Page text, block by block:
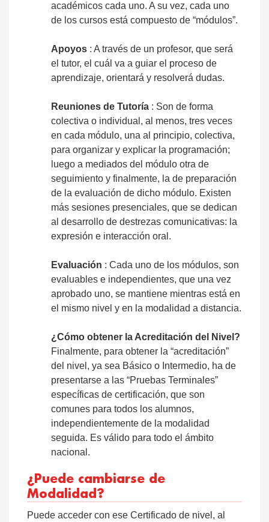
académicos cada uno. A su vez, cada uno
de los cursos está compuesto de “módulos”.
Apoyos : A través de un profesor, que será
el tutor, el cuál va a guiar el proceso de
aprendizaje, orientará y resolverá dudas.
Reuniones de Tutoría : Son de forma
colectiva o individual, al menos, tres veces
en cada módulo, una al principio, colectiva,
para organizar y explicar la programación;
luego a mediados del módulo otra de
seguimiento y finalmente, la de preparación
de la evaluación de dicho módulo. Existen
más sesiones presenciales, que se dedican
al desarrollo de destrezas comunicativas: la
expresión e interacción oral.
Evaluación : Cada uno de los módulos, son
evaluables e independientes, que una vez
aprobado uno, se mantiene mientras está en
el mismo nivel y en la modalidad a distancia.
¿Cómo obtener la Acreditación del Nivel?
Finalmente, para obtener la “acreditación”
del nivel, ya sea Básico o Intermedio, ha de
presentarse a las “Pruebas Terminales”
específicas de certificación, que son
comunes para todos los alumnos,
independientemente de la modalidad
seguida. Es válido para todo el ámbito
nacional.
¿Puede cambiarse de
Modalidad?
Puede acceder con ese Certificado de nivel, al